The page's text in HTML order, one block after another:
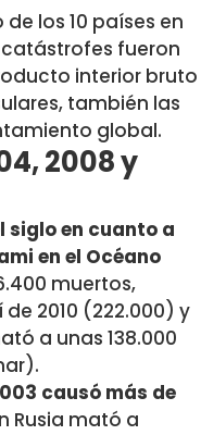
los 10 países en
fueron
interior bruto
también las
global.
2008 y
en cuanto a
en el Océano
muertos,
2010 (222.000) y
a unas 138.000
causó más de
Rusia mató a